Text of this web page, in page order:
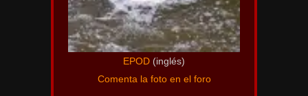
EPOD (inglés)
Comenta la foto en el foro